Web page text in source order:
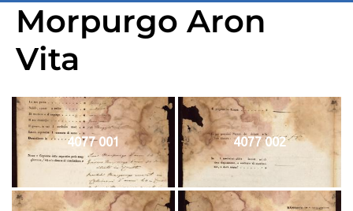
Morpurgo Aron
Vita
4077 001 4077 002